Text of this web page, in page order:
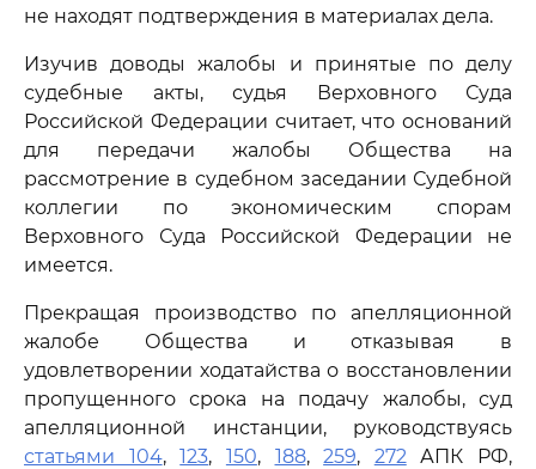
не находят подтверждения в материалах дела.
Изучив доводы жалобы и принятые по делу
судебные акты, судья Верховного Суда
Российской Федерации считает, что оснований
для передачи жалобы Общества на
рассмотрение в судебном заседании Судебной
коллегии по экономическим спорам
Верховного Суда Российской Федерации не
имеется.
Прекращая производство по апелляционной
жалобе Общества и отказывая в
удовлетворении ходатайства о восстановлении
пропущенного срока на подачу жалобы, суд
апелляционной инстанции, руководствуясь
статьями 104,123, 150, 188,259, 272АПК РФ,